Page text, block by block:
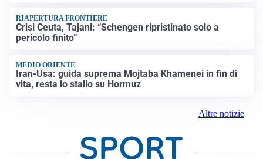
RIAPERTURA FRONTIERE
Crisi Ceuta, Tajani: “Schengen ripristinato solo a
pericolo finito”
MEDIO ORIENTE
Iran-Usa: guida suprema Mojtaba Khamenei in fin di
vita, resta lo stallo su Hormuz
Altre notizie